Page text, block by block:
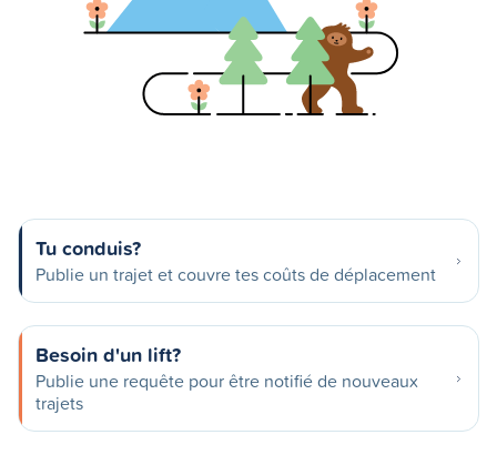
Tu conduis?
Publie un trajet et couvre tes coûts de déplacement
Besoin d'un lift?
Publie une requête pour être notifié de nouveaux
trajets